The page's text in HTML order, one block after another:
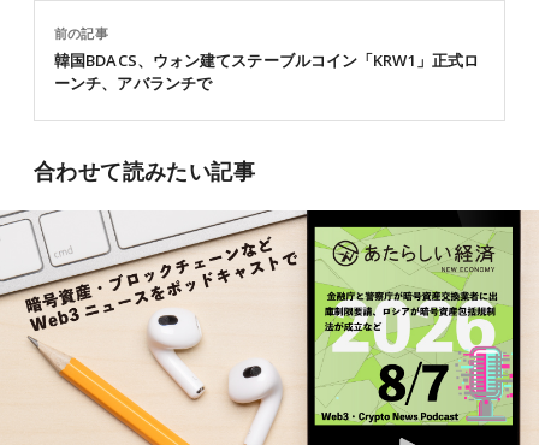
前の記事
韓国BDACS、ウォン建てステーブルコイン「KRW1」正式ロ
ーンチ、アバランチで
合わせて読みたい記事